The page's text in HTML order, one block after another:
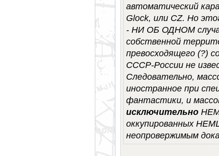
автоматический
Glock, или CZ. Но
- НИ ОБ ОДНОМ
собственной
превосходящего (?)
СССР-России не
Следовательно,
иностранное при
фантастики, и
исключительно
оккупированных
неопровержимым